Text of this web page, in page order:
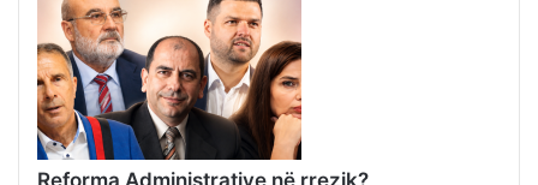
Reforma Administrative në rrezik?